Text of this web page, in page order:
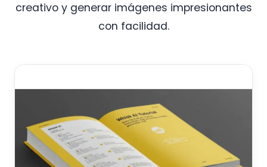
creativo y generar imágenes impresionantes
con facilidad.